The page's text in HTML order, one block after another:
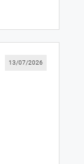
13/07/2026